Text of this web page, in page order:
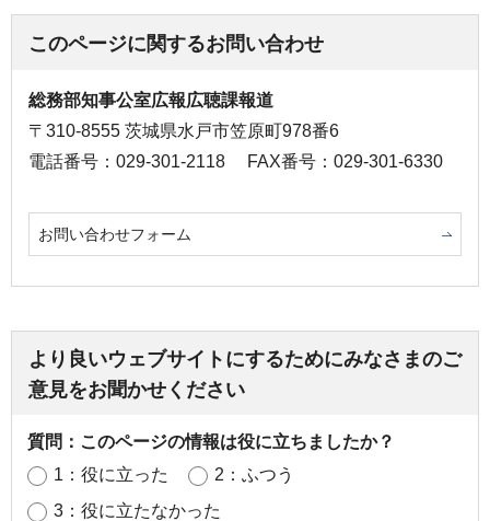
このページに関するお問い合わせ
総務部知事公室広報広聴課報道
〒310-8555 茨城県水戸市笠原町978番6
電話番号：029-301-2118
FAX番号：029-301-6330
お問い合わせフォーム
より良いウェブサイトにするためにみなさまのご
意見をお聞かせください
質問：このページの情報は役に立ちましたか？
1：役に立った
2：ふつう
3：役に立たなかった